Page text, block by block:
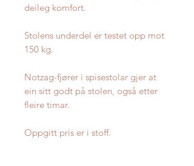
deileg komfort.
Stolens underdel er testet opp mot
150 kg.
Notzag-fjører i spisestolar gjer at
ein sitt godt på stolen, også etter
fleire timar.
Oppgitt pris er i stoff.